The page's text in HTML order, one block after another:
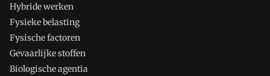
Hybride werken
Fysieke belasting
Fysische factoren
Gevaarlijke stoffen
Biologische agentia